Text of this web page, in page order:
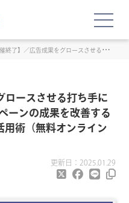
広告成果をグロースさせる打ち手にお悩みの方へ P-MAXキャンペーンの成果を改善するオーディエンスシグナルの活用術（無料オンラインセミナー）
ロースさせる打ち手に
ーンの成果を改善する
用術（無料オンライン
更新日：2025.01.29